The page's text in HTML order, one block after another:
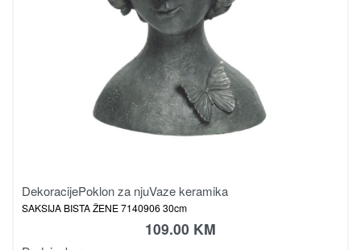
DekoracijePoklon za njuVaze keramika
SAKSIJA BISTA ŽENE 7140906 30cm
109.00 KM